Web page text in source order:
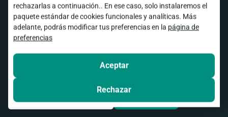
Únete a Stienen Mail
¡Manténgase al tanto de nuestras últimas actualizaciones, noticias
rechazarlas a continuación.. En ese caso, solo instalaremos el
paquete estándar de cookies funcionales y analíticas. Más
adelante, podrás modificar tus preferencias en la página de
preferencias
Aceptar
Rechazar